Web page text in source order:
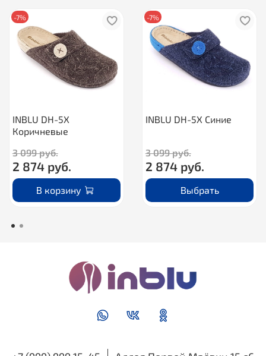
-7%
INBLU DH-5X
Коричневые
3 099 руб.
2 874 руб.
В корзину
-7%
INBLU DH-5X Синие
3 099 руб.
2 874 руб.
Выбрать